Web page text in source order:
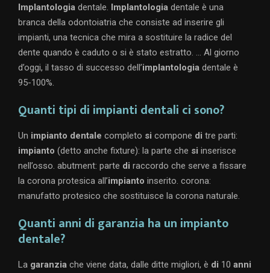
Implantologia dentale. Implantologia dentale è una
branca della odontoiatria che consiste ad inserire gli
impianti, una tecnica che mira a sostituire la radice del
dente quando è caduto o si è stato estratto. … Al giorno
d’oggi, il tasso di successo dell’implantologia dentale è
95-100%.
Quanti tipi di impianti dentali ci sono?
Un impianto dentale completo si compone di tre parti:
impianto (detto anche fixture): la parte che si inserisce
nell’osso. abutment: parte di raccordo che serve a fissare
la corona protesica all’impianto inserito. corona:
manufatto protesico che sostituisce la corona naturale.
Quanti anni di garanzia ha un impianto
dentale?
La garanzia che viene data, dalle ditte migliori, è di 10 anni